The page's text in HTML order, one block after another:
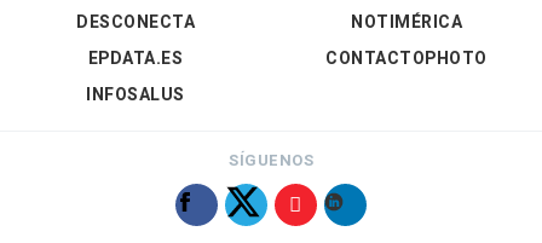
DESCONECTA
EPDATA.ES
INFOSALUS
NOTIMÉRICA
CONTACTOPHOTO
SÍGUENOS